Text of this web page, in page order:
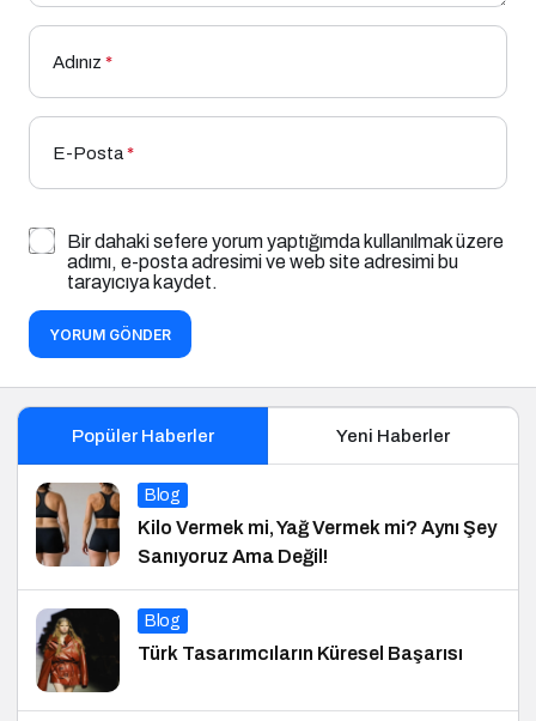
Adınız *
E-Posta*
Bir dahaki sefere yorum yaptığımda kullanılmak üzere
adımı, e-posta adresimi ve web site adresimi bu
tarayıcıya kaydet.
YORUM GÖNDER
Popüler Haberler Yeni Haberler
Blog
Kilo Vermek mi, Yağ Vermek mi? Aynı Şey
Sanıyoruz Ama Değil!
Blog
Türk Tasarımcıların Küresel Başarısı